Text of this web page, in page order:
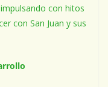
con hitos
con San Juan y sus